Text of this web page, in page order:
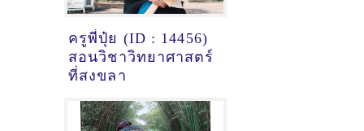
ครูพี่ปุ๋ย (ID : 14456)
สอนวิชาวิทยาศาสตร์
ที่สงขลา